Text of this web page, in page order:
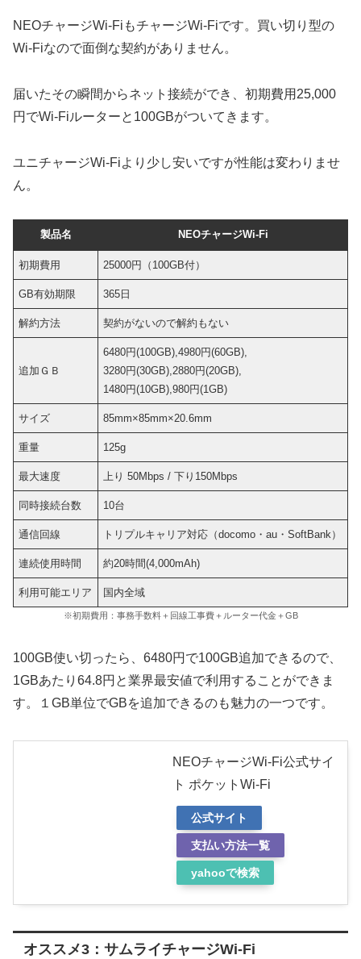
NEOチャージWi-FiもチャージWi-Fiです。買い切り型の
Wi-Fiなので面倒な契約がありません。
届いたその瞬間からネット接続ができ、初期費用25,000
円でWi-Fiルーターと100GBがついてきます。
ユニチャージWi-Fiより少し安いですが性能は変わりませ
ん。
製品名 NEOチャージWi-Fi
初期費用 25000円（100GB付）
GB有効期限 365日
解約方法 契約がないので解約もない
追加ＧＢ
6480円(100GB),4980円(60GB),
3280円(30GB),2880円(20GB),
1480円(10GB),980円(1GB)
サイズ 85mm×85mm×20.6mm
重量 125g
最大速度 上り 50Mbps / 下り150Mbps
同時接続台数 10台
通信回線 トリプルキャリア対応（docomo・au・SoftBank）
連続使用時間 約20時間(4,000mAh)
利用可能エリア 国内全域
※初期費用：事務手数料＋回線工事費＋ルーター代金＋GB
100GB使い切ったら、6480円で100GB追加できるので、
1GBあたり64.8円と業界最安値で利用することができま
す。１GB単位でGBを追加できるのも魅力の一つです。
NEOチャージWi-Fi公式サイ
ト ポケットWi-Fi
公式サイト
支払い方法一覧
yahooで検索
オススメ3：サムライチャージWi-Fi